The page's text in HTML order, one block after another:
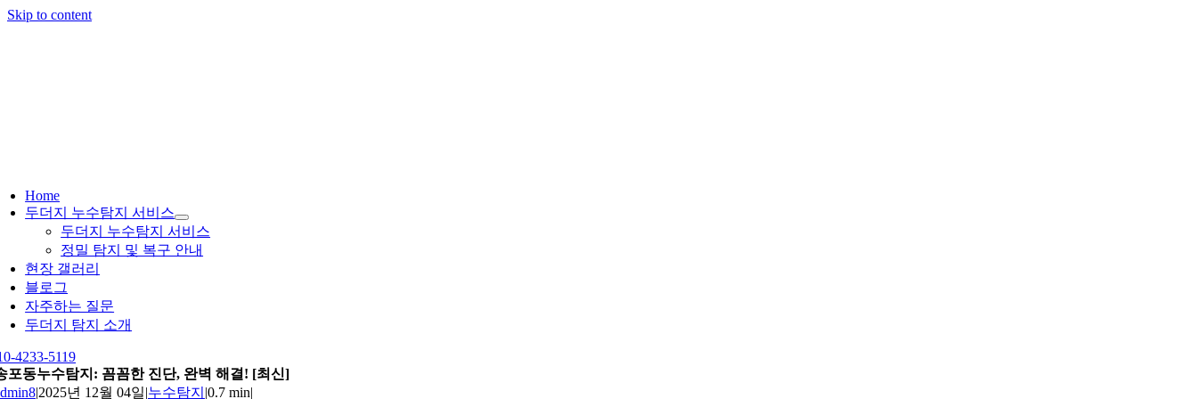
Skip to content
Home
두더지 누수탐지 서비스
두더지 누수탐지 서비스
정밀 탐지 및 복구 안내
현장 갤러리
블로그
자주하는 질문
두더지 탐지 소개
4233-5119
포동누수탐지: 꼼꼼한 진단, 완벽 해결! [최신]
|2025년 12월 04일|누수탐지 |0.7 min|